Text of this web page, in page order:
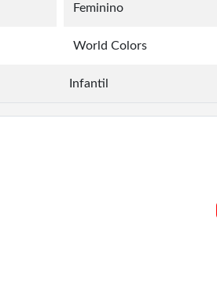
Feminino
World Colors
Infantil